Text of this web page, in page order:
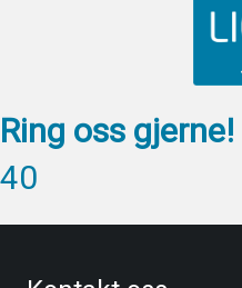
Ring oss gjerne!
40